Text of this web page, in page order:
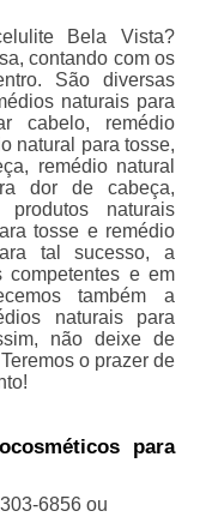
Bela Vista?
contando com os
São diversas
naturais para
cabelo, remédio
natural para tosse,
remédio natural
dor de cabeça,
naturais
tosse e remédio
tal sucesso, a
competentes e em
também a
naturais para
não deixe de
o prazer de
para
6856 ou